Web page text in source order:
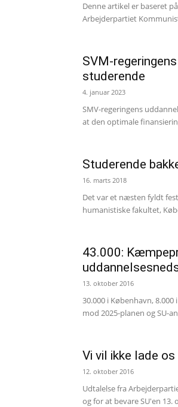
Denne artikel er baseret
Arbejderpartiet
SVM-
studerende
4. januar 2023
SMV-regeringens
at den optimale
Studerende
16. marts 2018
Det var et næsten fyldt
humanistiske fakultet,
43.000:
13. oktober 2016
30.000 i København,
mod 2025-planen og SU-
Vi vil ikke lade
12. oktober 2016
Udtalelse fra
og for at bevare SU'en 13.